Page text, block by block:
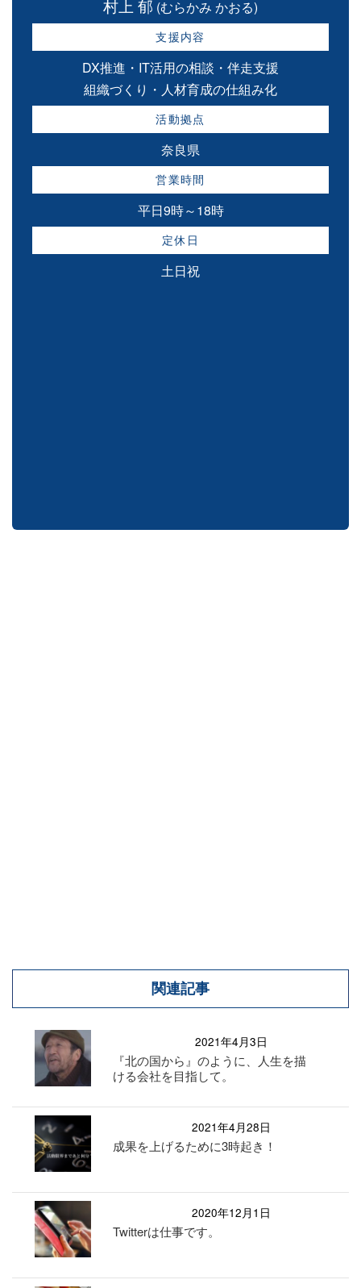
村上 郁 (むらかみ かおる)
支援内容
DX推進・IT活用の相談・伴走支援
組織づくり・人材育成の仕組み化
活動拠点
奈良県
営業時間
平日9時～18時
定休日
土日祝
関連記事
2021年4月3日
『北の国から』のように、人生を描
ける会社を目指して。
2021年4月28日
成果を上げるために3時起き！
2020年12月1日
Twitterは仕事です。